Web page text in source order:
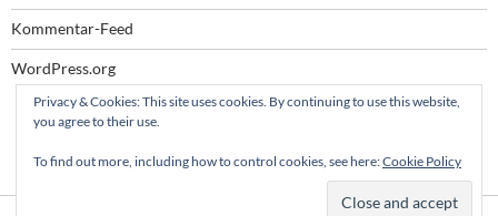
Kommentar-Feed
WordPress.org
Privacy & Cookies: This site uses cookies. By continuing to use this website,
you agree to their use.
To find out more, including how to control cookies, see here:Cookie Policy